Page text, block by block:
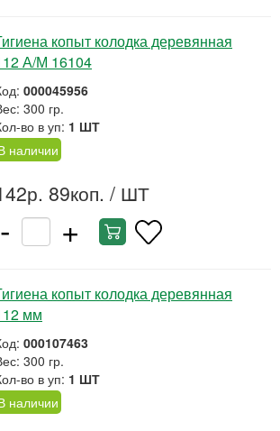
копыт колодка деревянная
А/М 16104
000045956
300 гр.
во в уп: 1 ШТ
наличии
89коп. / ШТ
- +
копыт колодка деревянная
мм
000107463
300 гр.
во в уп: 1 ШТ
наличии